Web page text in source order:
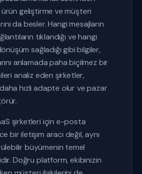
geliştirme ve müşteri
da besler. Hangi mesajların
tıklandığı ve hangi
sağladığı gibi bilgiler,
anlamada paha biçilmez bir
analiz eden şirketler,
hızlı adapte olur ve pazar
şirketleri için e-posta
bir iletişim aracı değil, aynı
büyümenin temel
Doğru platform, ekibinizin